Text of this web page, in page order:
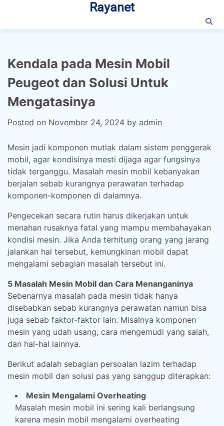
content
Rayanet
Kendala pada Mesin Mobil
Peugeot dan Solusi Untuk
Mengatasinya
Posted on November 24, 2024 by admin
Mesin jadi komponen mutlak dalam sistem penggerak
mobil, agar kondisinya mesti dijaga agar fungsinya
tidak terganggu. Masalah mesin mobil kebanyakan
berjalan sebab kurangnya perawatan terhadap
komponen-komponen di dalamnya.
Pengecekan secara rutin harus dikerjakan untuk
menahan rusaknya fatal yang mampu membahayakan
kondisi mesin. Jika Anda terhitung orang yang jarang
jalankan hal tersebut, kemungkinan mobil dapat
mengalami sebagian masalah tersebut ini.
5 Masalah Mesin Mobil dan Cara Menanganinya
Sebenarnya masalah pada mesin tidak hanya
disebabkan sebab kurangnya perawatan namun bisa
juga sebab faktor-faktor lain. Misalnya komponen
mesin yang udah usang, cara mengemudi yang salah,
dan hal-hal lainnya.
Berikut adalah sebagian persoalan lazim terhadap
mesin mobil dan solusi pas yang sanggup diterapkan:
Mesin Mengalami Overheating
Masalah mesin mobil ini sering kali berlangsung
karena mesin mobil mengalami overheating